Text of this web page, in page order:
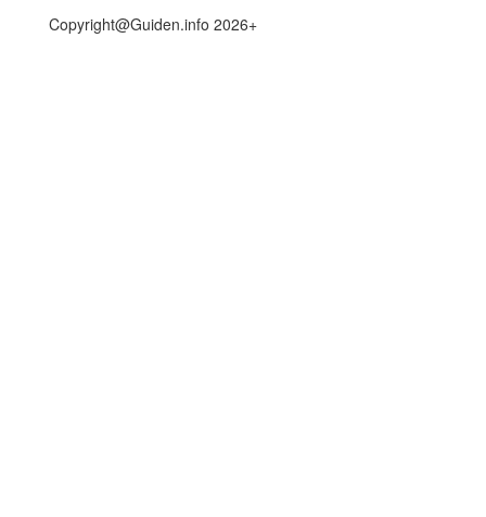
Copyright@Guiden.info 2026+